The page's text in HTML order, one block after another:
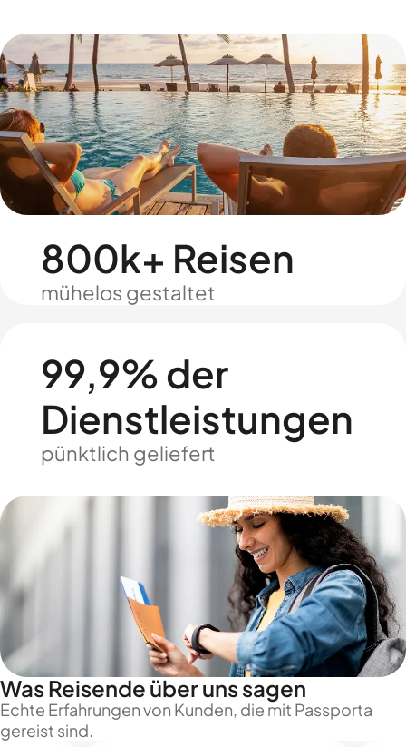
800k+ Reisen
mühelos gestaltet
99,9% der
Dienstleistungen
pünktlich geliefert
Was Reisende über uns sagen
Echte Erfahrungen von Kunden, die mit Passporta
gereist sind.